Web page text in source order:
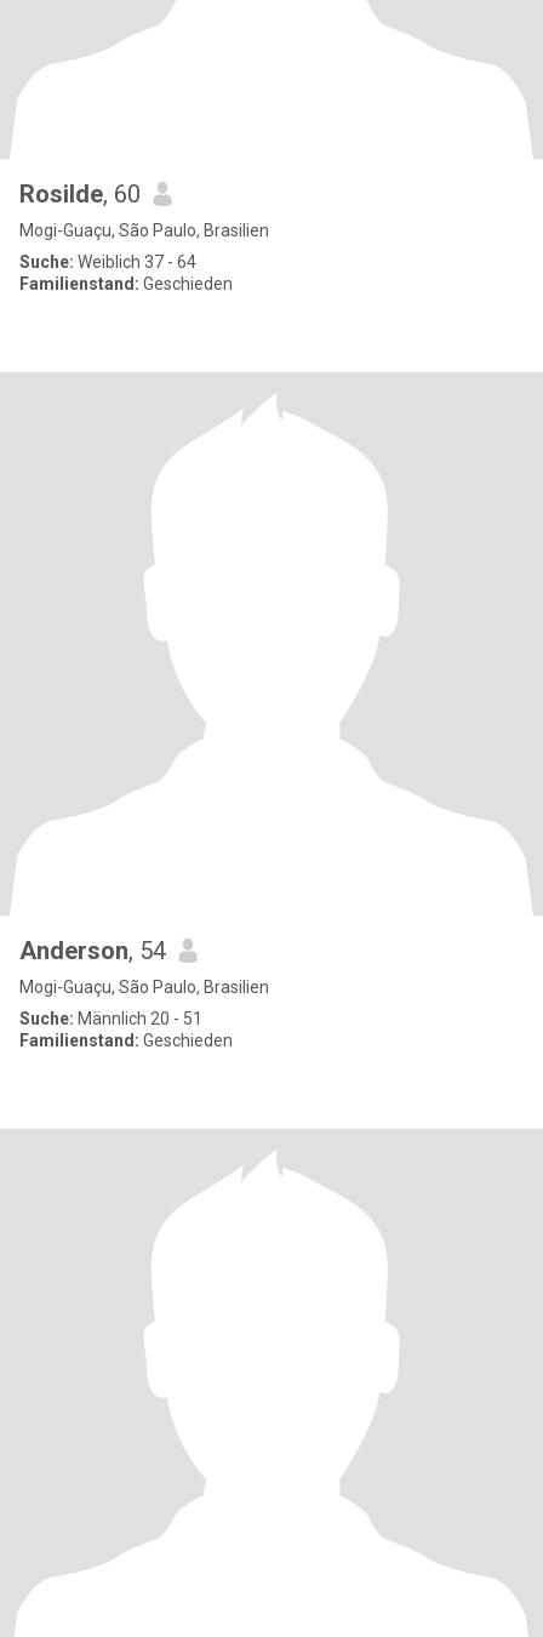
Rosilde, 60
Mogi-Guaçu, São Paulo, Brasilien
Suche: Weiblich 37 - 64
Familienstand: Geschieden
Anderson, 54
Mogi-Guaçu, São Paulo, Brasilien
Suche: Männlich 20 - 51
Familienstand: Geschieden